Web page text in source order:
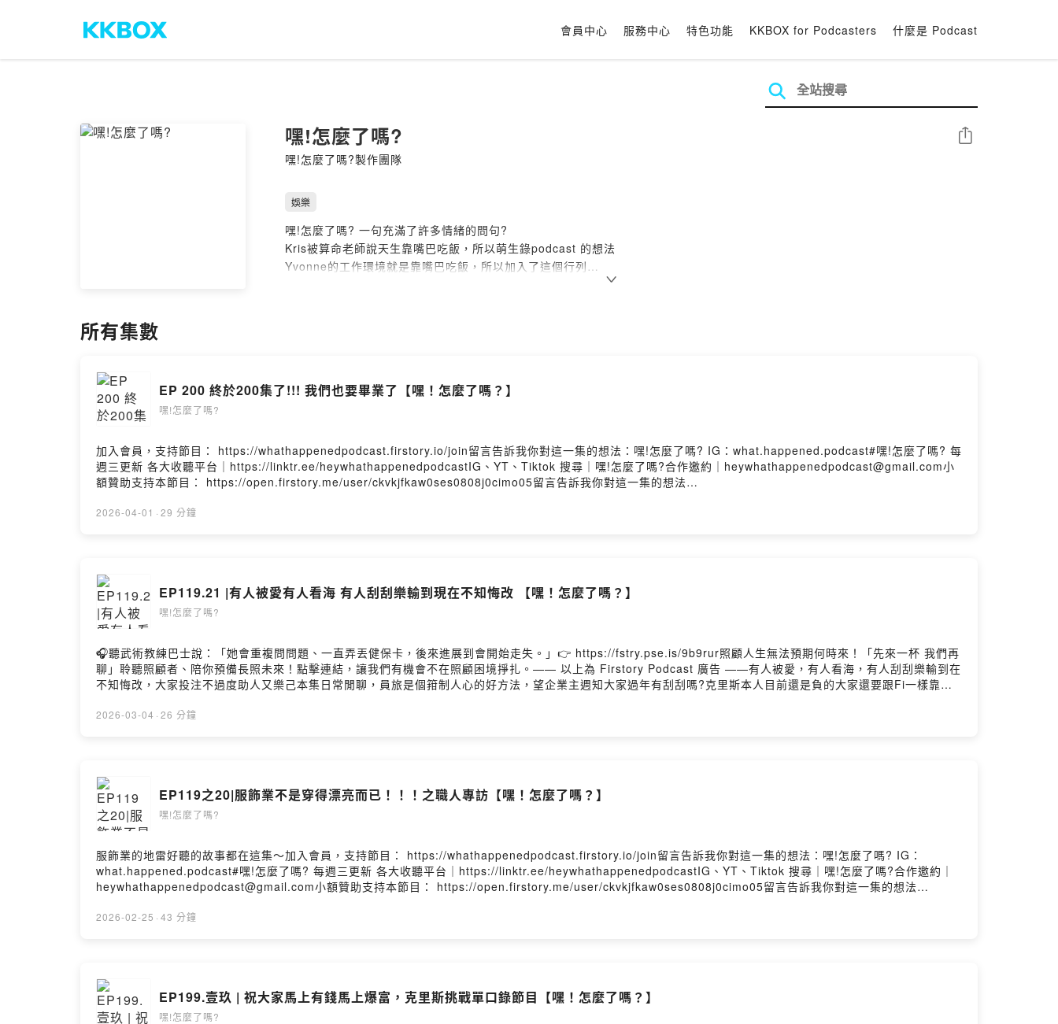
會員中心 服務中心 特色功能 KKBOX for Podcasters 什麼是 Podcast
嘿!怎麼了嗎?
嘿!怎麼了嗎?製作團隊
分享
娛樂
嘿!怎麼了嗎? 一句充滿了許多情緒的問句?
Kris被算命老師說天生靠嘴巴吃飯，所以萌生錄podcast 的想法
Yvonne的工作環境就是靠嘴巴吃飯，所以加入了這個行列
所有集數
EP 200 終於200集了!!! 我們也要畢業了【嘿！怎麼了嗎？】
嘿!怎麼了嗎?
加入會員，支持節目： https://whathappenedpodcast.firstory.io/join留言告訴我你對這一集的想法：嘿!怎麼了嗎? IG：what.happened.podcast#嘿!怎麼了嗎? 每
週三更新 各大收聽平台｜https://linktr.ee/heywhathappenedpodcastIG、YT、Tiktok 搜尋｜嘿!怎麼了嗎?合作邀約｜heywhathappenedpodcast@gmail.com小
額贊助支持本節目： https://open.firstory.me/user/ckvkjfkaw0ses0808j0cimo05留言告訴我你對這一集的想法
2026-04-01 · 29 分鐘
EP119.21 |有人被愛有人看海 有人刮刮樂輸到現在不知悔改 【嘿！怎麼了嗎？】
嘿!怎麼了嗎?
🎧聽武術教練巴士說：「她會重複問問題、一直弄丟健保卡，後來進展到會開始走失。」👉 https://fstry.pse.is/9b9rur照顧人生無法預期何時來！「先來一杯 我們再
聊」聆聽照顧者、陪你預備長照未來！點擊連結，讓我們有機會不在照顧困境掙扎。—— 以上為 Firstory Podcast 廣告 ——有人被愛，有人看海，有人刮刮樂輸到在
不知悔改，大家投注不過度助人又樂己本集日常閒聊，員旅是個箝制人心的好方法，望企業主週知大家過年有刮刮嗎?克里斯本人目前還是負的大家還要跟Fi一樣靠技
言告訴我你對這一集的想法：嘿!怎麼了嗎? IG：what.happened.podcast#嘿!怎麼了嗎? 每週三更新 各大收聽平台｜
2026-03-04 · 26 分鐘
EP119之20|服飾業不是穿得漂亮而已！！！之職人專訪【嘿！怎麼了嗎？】
嘿!怎麼了嗎?
服飾業的地雷好聽的故事都在這集～加入會員，支持節目： https://whathappenedpodcast.firstory.io/join留言告訴我你對這一集的想法：嘿!怎麼了嗎? IG：
what.happened.podcast#嘿!怎麼了嗎? 每週三更新 各大收聽平台｜https://linktr.ee/heywhathappenedpodcastIG、YT、Tiktok 搜尋｜嘿!怎麼了嗎?合作邀約｜
heywhathappenedpodcast@gmail.com小額贊助支持本節目： https://open.firstory.me/user/ckvkjfkaw0ses0808j0cimo05留言告訴我你對這一集的想法
2026-02-25 · 43 分鐘
EP199.壹玖 | 祝大家馬上有錢馬上爆富，克里斯挑戰單口錄節目【嘿！怎麼了嗎？】
嘿!怎麼了嗎?